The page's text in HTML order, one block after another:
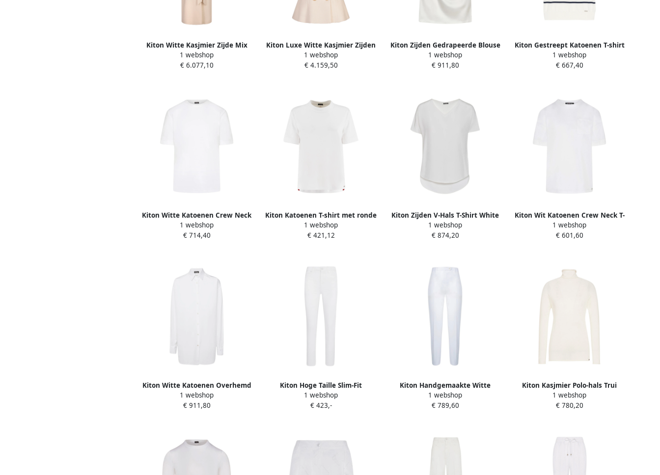
Kiton Witte Kasjmier Zijde Mix
Trui White Dames
1 webshop
€ 6.077,10
Kiton Luxe Witte Kasjmier Zijden
Vest White Dames
1 webshop
€ 4.159,50
Kiton Zijden Gedrapeerde Blouse
White Dames
1 webshop
€ 911,80
Kiton Gestreept Katoenen T-shirt
White Dames
1 webshop
€ 667,40
Kiton Witte Katoenen Crew Neck
T-Shirt White Dames
1 webshop
€ 714,40
Kiton Katoenen T-shirt met ronde
hals White Dames
1 webshop
€ 421,12
Kiton Zijden V-Hals T-Shirt White
Dames
1 webshop
€ 874,20
Kiton Wit Katoenen Crew Neck T-
shirt White Dames
1 webshop
€ 601,60
Kiton Witte Katoenen Overhemd
met Plooi White Dames
1 webshop
€ 911,80
Kiton Hoge Taille Slim-Fit
Katoenen Broek White Dames
1 webshop
€ 423,-
Kiton Handgemaakte Witte
Katoenen Sigarettenbroek White
Dames
1 webshop
€ 789,60
Kiton Kasjmier Polo-hals Trui
White Dames
1 webshop
€ 780,20